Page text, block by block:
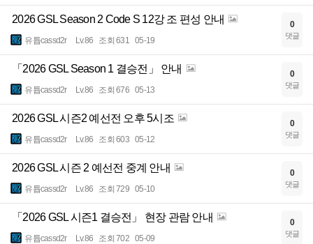
2026 GSL Season 2 Code S 12강 조 편성 안내
유튭cassd2r Lv.86 조회 631 05-19
0
댓글
「2026 GSL Season 1 결승전」 안내
유튭cassd2r Lv.86 조회 676 05-13
0
댓글
2026 GSL 시즌2 예선전 오후 5시조
유튭cassd2r Lv.86 조회 603 05-12
0
댓글
2026 GSL 시즌 2 예선전 중계 안내
유튭cassd2r Lv.86 조회 729 05-10
0
댓글
「2026 GSL 시즌1 결승전」 현장 관람 안내
유튭cassd2r Lv.86 조회 702 05-09
0
댓글